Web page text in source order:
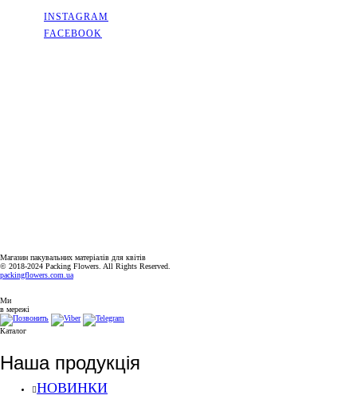
INSTAGRAM
FACEBOOK
Магазин пакувальних матеріалів для квітів
© 2018-2024 Packing Flowers. All Rights Reserved.
packingflowers.com.ua
Ми
в мережі
Каталог
Наша продукція
НОВИНКИ